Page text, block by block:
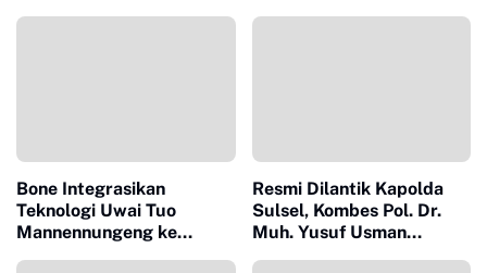
Bone Integrasikan
Teknologi Uwai Tuo
Mannennungeng ke
Resmi Dilantik Kapolda
Sulsel, Kombes Pol. Dr.
Muh. Yusuf Usman